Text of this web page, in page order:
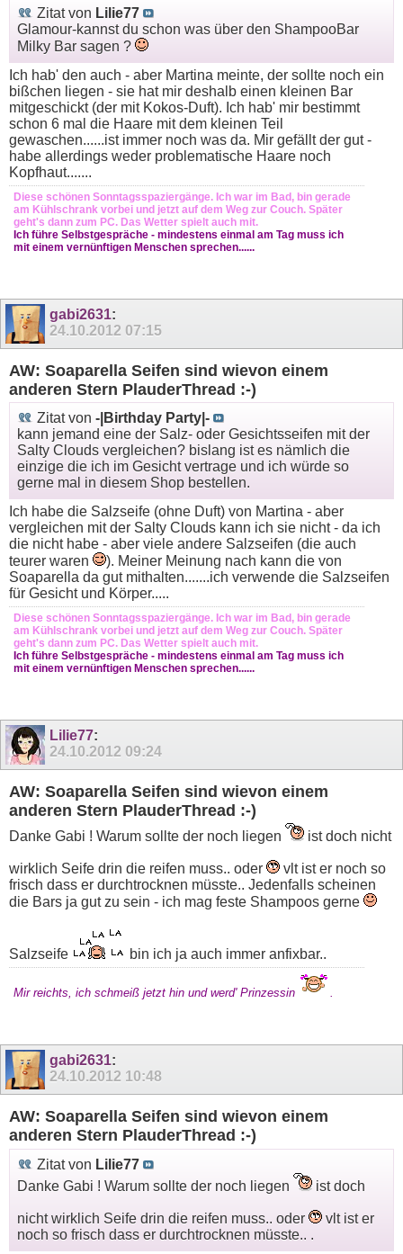
Zitat von Lilie77
Glamour-kannst du schon was über den ShampooBar
Milky Bar sagen ?
Ich hab' den auch - aber Martina meinte, der sollte noch ein
bißchen liegen - sie hat mir deshalb einen kleinen Bar
mitgeschickt (der mit Kokos-Duft). Ich hab' mir bestimmt
schon 6 mal die Haare mit dem kleinen Teil
gewaschen......ist immer noch was da. Mir gefällt der gut -
habe allerdings weder problematische Haare noch
Kopfhaut.......
Diese schönen Sonntagsspaziergänge. Ich war im Bad, bin gerade
am Kühlschrank vorbei und jetzt auf dem Weg zur Couch. Später
geht's dann zum PC. Das Wetter spielt auch mit.
Ich führe Selbstgespräche - mindestens einmal am Tag muss ich
mit einem vernünftigen Menschen sprechen......
gabi2631:
24.10.2012 07:15
AW: Soaparella Seifen sind wievon einem
anderen Stern PlauderThread :-)
Zitat von -|Birthday Party|-
kann jemand eine der Salz- oder Gesichtsseifen mit der
Salty Clouds vergleichen? bislang ist es nämlich die
einzige die ich im Gesicht vertrage und ich würde so
gerne mal in diesem Shop bestellen.
Ich habe die Salzseife (ohne Duft) von Martina - aber
vergleichen mit der Salty Clouds kann ich sie nicht - da ich
die nicht habe - aber viele andere Salzseifen (die auch
teurer waren
). Meiner Meinung nach kann die von
Soaparella da gut mithalten.......ich verwende die Salzseifen
für Gesicht und Körper.....
Diese schönen Sonntagsspaziergänge. Ich war im Bad, bin gerade
am Kühlschrank vorbei und jetzt auf dem Weg zur Couch. Später
geht's dann zum PC. Das Wetter spielt auch mit.
Ich führe Selbstgespräche - mindestens einmal am Tag muss ich
mit einem vernünftigen Menschen sprechen......
Lilie77:
24.10.2012 09:24
AW: Soaparella Seifen sind wievon einem
anderen Stern PlauderThread :-)
Danke Gabi ! Warum sollte der noch liegen ist doch nicht
wirklich Seife drin die reifen muss.. oder
vlt ist er noch so
frisch dass er durchtrocknen müsste.. Jedenfalls scheinen
die Bars ja gut zu sein - ich mag feste Shampoos gerne
Salzseife bin ich ja auch immer anfixbar..
Mir reichts, ich schmeiß jetzt hin und werd' Prinzessin .
gabi2631:
24.10.2012 10:48
AW: Soaparella Seifen sind wievon einem
anderen Stern PlauderThread :-)
Zitat von Lilie77
Danke Gabi ! Warum sollte der noch liegen
ist doch
nicht wirklich Seife drin die reifen muss.. oder
vlt ist er
noch so frisch dass er durchtrocknen müsste.. .